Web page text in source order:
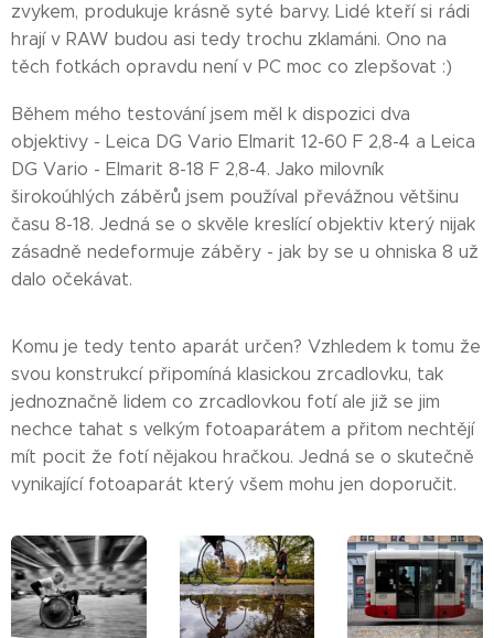
zvykem, produkuje krásně syté barvy. Lidé kteří si rádi
hrají v RAW budou asi tedy trochu zklamáni. Ono na
těch fotkách opravdu není v PC moc co zlepšovat :)
Během mého testování jsem měl k dispozici dva
objektivy - Leica DG Vario Elmarit 12-60 F 2,8-4 a Leica
DG Vario - Elmarit 8-18 F 2,8-4. Jako milovník
širokoúhlých záběrů jsem používal převážnou většinu
času 8-18. Jedná se o skvěle kreslící objektiv který nijak
zásadně nedeformuje záběry - jak by se u ohniska 8 už
dalo očekávat.
Komu je tedy tento aparát určen? Vzhledem k tomu že
svou konstrukcí připomíná klasickou zrcadlovku, tak
jednoznačně lidem co zrcadlovkou fotí ale již se jim
nechce tahat s velkým fotoaparátem a přitom nechtějí
mít pocit že fotí nějakou hračkou. Jedná se o skutečně
vynikající fotoaparát který všem mohu jen doporučit.